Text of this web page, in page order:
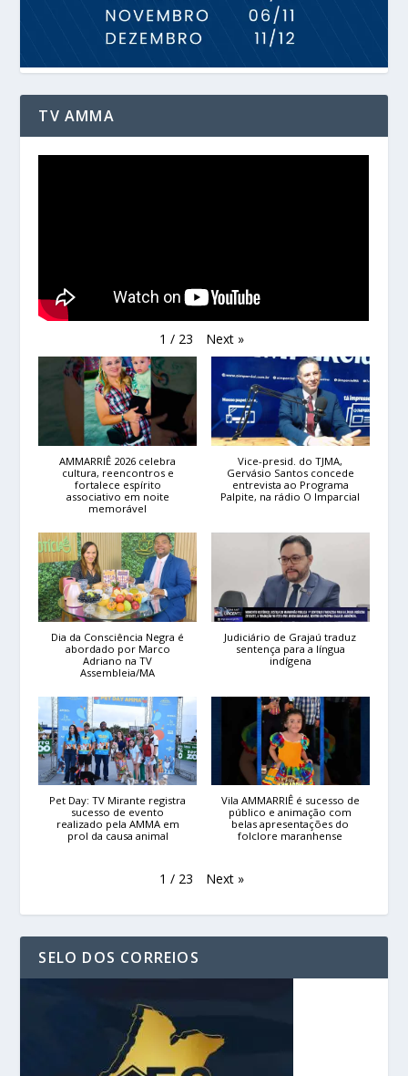
TV AMMA
1 / 23 Next »
AMMARRIÊ 2026 celebra
cultura, reencontros e
fortalece espírito
associativo em noite
memorável
Vice-presid. do TJMA,
Gervásio Santos concede
entrevista ao Programa
Palpite, na rádio O Imparcial
Dia da Consciência Negra é
abordado por Marco
Adriano na TV
Assembleia/MA
Judiciário de Grajaú traduz
sentença para a língua
indígena
Pet Day: TV Mirante registra
sucesso de evento
realizado pela AMMA em
prol da causa animal
Vila AMMARRIÊ é sucesso de
público e animação com
belas apresentações do
folclore maranhense
1 / 23 Next »
SELO DOS CORREIOS